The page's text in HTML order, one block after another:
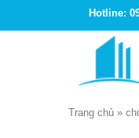
Hotline:
Trang chủ »